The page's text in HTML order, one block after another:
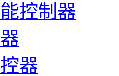
控制器
器